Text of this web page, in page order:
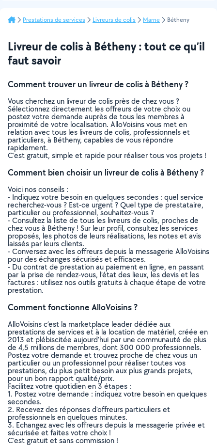
Prestations de services Livreurs de colis Marne Bétheny
Livreur de colis à Bétheny : tout ce qu’il
faut savoir
Comment trouver un livreur de colis à Bétheny ?
Vous cherchez un livreur de colis près de chez vous ?
Sélectionnez directement les offreurs de votre choix ou
postez votre demande auprès de tous les membres à
proximité de votre localisation. AlloVoisins vous met en
relation avec tous les livreurs de colis, professionnels et
particuliers, à Bétheny, capables de vous répondre
rapidement.
C’est gratuit, simple et rapide pour réaliser tous vos projets !
Comment bien choisir un livreur de colis à Bétheny ?
Voici nos conseils :
- Indiquez votre besoin en quelques secondes : quel service
recherchez-vous ? Est-ce urgent ? Quel type de prestataire,
particulier ou professionnel, souhaitez-vous ?
- Consultez la liste de tous les livreurs de colis, proches de
chez vous à Bétheny ! Sur leur profil, consultez les services
proposés, les photos de leurs réalisations, les notes et avis
laissés par leurs clients.
- Conversez avec les offreurs depuis la messagerie AlloVoisins
pour des échanges sécurisés et efficaces.
- Du contrat de prestation au paiement en ligne, en passant
par la prise de rendez-vous, l’état des lieux, les devis et les
factures : utilisez nos outils gratuits à chaque étape de votre
prestation.
Comment fonctionne AlloVoisins ?
AlloVoisins c’est la marketplace leader dédiée aux
prestations de services et à la location de matériel, créée en
2013 et plébiscitée aujourd’hui par une communauté de plus
de 4,5 millions de membres, dont 300 000 professionnels.
Postez votre demande et trouvez proche de chez vous un
particulier ou un professionnel pour réaliser toutes vos
prestations, du plus petit besoin aux plus grands projets,
pour un bon rapport qualité/prix.
Facilitez votre quotidien en 3 étapes :
1. Postez votre demande : indiquez votre besoin en quelques
secondes.
2. Recevez des réponses d’offreurs particuliers et
professionnels en quelques minutes.
3. Echangez avec les offreurs depuis la messagerie privée et
sécurisée et faites votre choix !
C’est gratuit et sans commission !